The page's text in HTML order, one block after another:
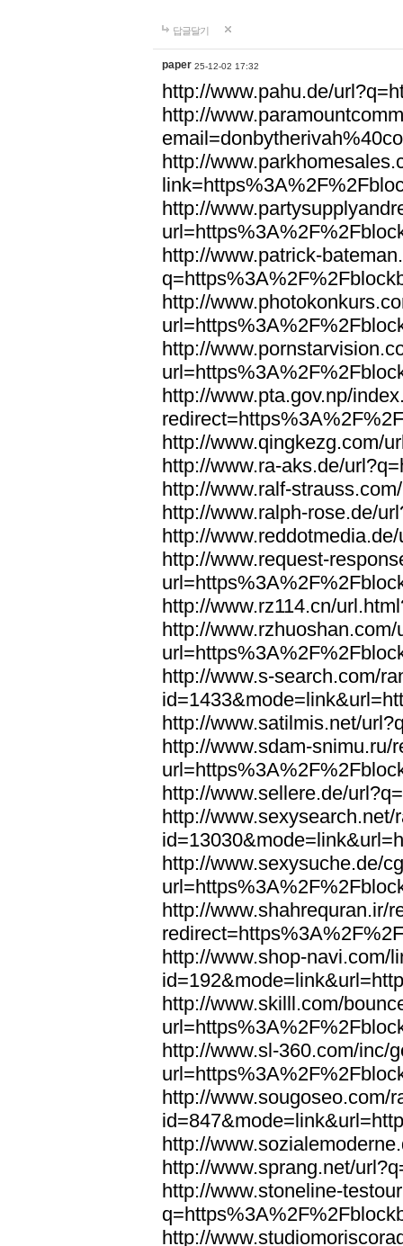
답글달기
paper 25-12-02 17:32
http://www.pahu.de/
http://
http://
http://
http://www.patrick-
http://
http://
http://www.pta.gov.np/
http://www.qingkezg.com/
http://www.ra-aks.de/
http://www.ralf-
http://www.ralph-rose.de/
http://
http://www.request-
http://www.rz114.cn/
http://www.rzhuoshan.com/
http://www.s-search.com/
http://www.satilmis.net/
http://www.sdam-snimu.ru/
http://www.sellere.de/
http://www.sexysearch.net/
http://www.sexysuche.de/
http://www.shahrequran.ir/
http://www.shop-navi.com/
http://www.skilll.com/
http://www.sl-360.com/inc/
http://www.sougoseo.com/
http://
http://www.sprang.net/
http://www.stoneline-
http://